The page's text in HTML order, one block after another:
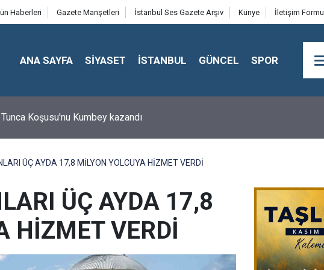
Haberleri Gazete Manşetleri İstanbul Ses Gazete Arşiv Künye İletişim Formu
ANA SAYFA SİYASET İSTANBUL GÜNCEL SPOR
Koşusu'nu Kumbey kazandı
ÜÇ AYDA 17,8 MİLYON YOLCUYA HİZMET VERDİ
ÜÇ AYDA 17,8
HİZMET VERDİ